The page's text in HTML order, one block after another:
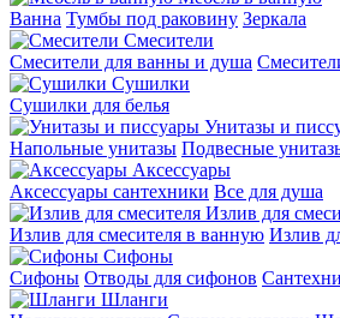
Ванна Тумбы под раковину Зеркала
Смесители
Смесители для ванны и душа
Сушилки
Сушилки для белья
Унитазы и
Напольные унитазы Подвесные
Аксессуары
Аксессуары сантехники Все для душа
Излив для
Излив для смесителя в ванную Излив
Сифоны
Сифоны Отводы для сифонов
Шланги